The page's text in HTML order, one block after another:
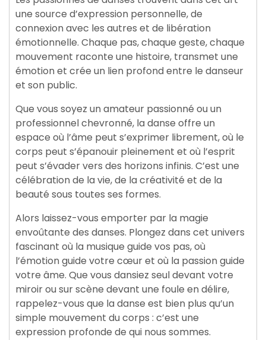
une source d’expression personnelle, de
connexion avec les autres et de libération
émotionnelle. Chaque pas, chaque geste, chaque
mouvement raconte une histoire, transmet une
émotion et crée un lien profond entre le danseur
et son public.
Que vous soyez un amateur passionné ou un
professionnel chevronné, la danse offre un
espace où l’âme peut s’exprimer librement, où le
corps peut s’épanouir pleinement et où l’esprit
peut s’évader vers des horizons infinis. C’est une
célébration de la vie, de la créativité et de la
beauté sous toutes ses formes.
Alors laissez-vous emporter par la magie
envoûtante des danses. Plongez dans cet univers
fascinant où la musique guide vos pas, où
l’émotion guide votre cœur et où la passion guide
votre âme. Que vous dansiez seul devant votre
miroir ou sur scène devant une foule en délire,
rappelez-vous que la danse est bien plus qu’un
simple mouvement du corps : c’est une
expression profonde de qui nous sommes.